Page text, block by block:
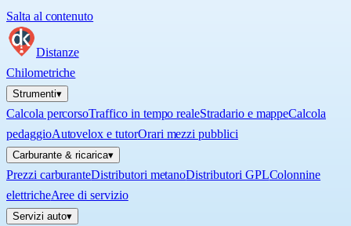
Salta al contenuto
Distanze
Chilometriche
Strumenti▾
Calcola percorsoTraffico in tempo realeStradario e mappeCalcola
pedaggioAutovelox e tutorOrari mezzi pubblici
Carburante & ricarica▾
Prezzi carburanteDistributori metanoDistributori GPLColonnine
elettricheAree di servizio
Servizi auto▾